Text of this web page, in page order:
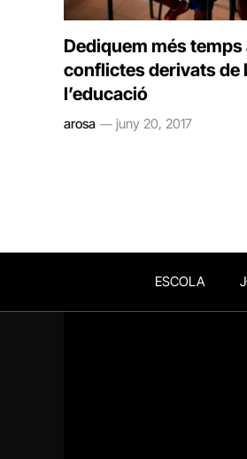
Dediquem més temps
conflictes derivats de
l’educació
arosa juny 20, 2017
ESCOLA